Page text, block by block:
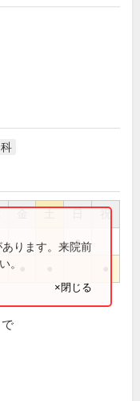
祝
●
ります。来院前
。
×閉じる